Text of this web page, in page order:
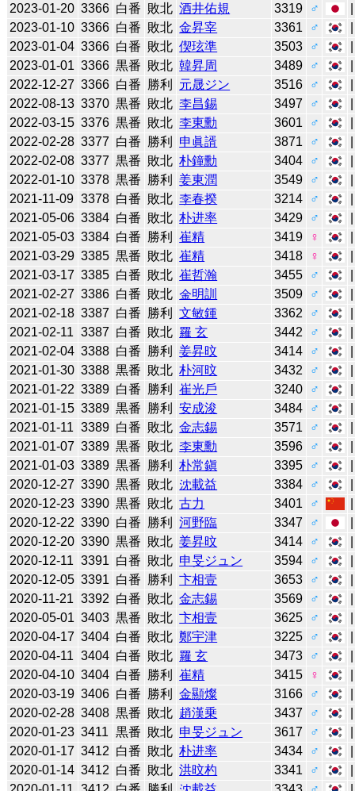
2023-01-20 3366 白番 敗北 酒井佑規 3319 ♂
2023-01-10 3366 白番 敗北 金昇宰 3361 ♂
2023-01-04 3366 白番 敗北 偰玹準 3503 ♂
2023-01-01 3366 黒番 敗北 韓昇周 3489 ♂
2022-12-27 3366 白番 勝利 元晟ジン 3516 ♂
2022-08-13 3370 黒番 敗北 李昌錫 3497 ♂
2022-03-15 3376 黒番 敗北 李東勳 3601 ♂
2022-02-28 3377 白番 勝利 申眞諝 3871 ♂
2022-02-08 3377 黒番 敗北 朴鐘勳 3404 ♂
2022-01-10 3378 黒番 勝利 姜東潤 3549 ♂
2021-11-09 3378 白番 敗北 李春揆 3214 ♂
2021-05-06 3384 白番 敗北 朴进率 3429 ♂
2021-05-03 3384 白番 勝利 崔精 3419 ♀
2021-03-29 3385 黒番 敗北 崔精 3418 ♀
2021-03-17 3385 白番 敗北 崔哲瀚 3455 ♂
2021-02-27 3386 白番 敗北 金明訓 3509 ♂
2021-02-18 3387 白番 勝利 文敏鍾 3362 ♂
2021-02-11 3387 白番 敗北 羅 玄 3442 ♂
2021-02-04 3388 白番 勝利 姜昇旼 3414 ♂
2021-01-30 3388 黒番 敗北 朴河旼 3432 ♂
2021-01-22 3389 白番 勝利 崔光戶 3240 ♂
2021-01-15 3389 黒番 勝利 安成浚 3484 ♂
2021-01-11 3389 白番 敗北 金志錫 3571 ♂
2021-01-07 3389 黒番 敗北 李東勳 3596 ♂
2021-01-03 3389 黒番 勝利 朴常鎭 3395 ♂
2020-12-27 3390 黒番 敗北 沈載益 3384 ♂
2020-12-23 3390 黒番 敗北 古力 3401 ♂
2020-12-22 3390 白番 勝利 河野臨 3347 ♂
2020-12-20 3390 黒番 敗北 姜昇旼 3414 ♂
2020-12-11 3391 白番 敗北 申旻ジュン 3594 ♂
2020-12-05 3391 白番 勝利 卞相壹 3653 ♂
2020-11-21 3392 白番 敗北 金志錫 3569 ♂
2020-05-01 3403 黒番 敗北 卞相壹 3625 ♂
2020-04-17 3404 白番 敗北 鄭宇津 3225 ♂
2020-04-11 3404 白番 敗北 羅 玄 3473 ♂
2020-04-10 3404 白番 勝利 崔精 3415 ♀
2020-03-19 3406 白番 勝利 金顯燦 3166 ♂
2020-02-28 3408 黒番 敗北 趙漢乗 3437 ♂
2020-01-23 3411 黒番 敗北 申旻ジュン 3617 ♂
2020-01-17 3412 白番 敗北 朴进率 3434 ♂
2020-01-14 3412 白番 敗北 洪旼杓 3341 ♂